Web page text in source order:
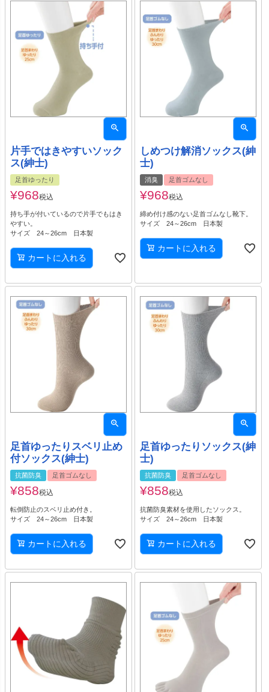
片手ではきやすいソック
ス(紳士)
足首ゆったり
¥968税込
持ち手が付いているので片手でもはき
やすい。
サイズ 24～26cm 日本製
カートに入れる
しめつけ解消ソックス(紳
士)
消臭 足首ゴムなし
¥968税込
締め付け感のない足首ゴムなし靴下。
サイズ 24～26cm 日本製
カートに入れる
足首ゆったりスベリ止め
付ソックス(紳士)
抗菌防臭 足首ゴムなし
¥858税込
転倒防止のスベリ止め付き。
サイズ 24～26cm 日本製
カートに入れる
足首ゆったりソックス(紳
士)
抗菌防臭 足首ゴムなし
¥858税込
抗菌防臭素材を使用したソックス。
サイズ 24～26cm 日本製
カートに入れる